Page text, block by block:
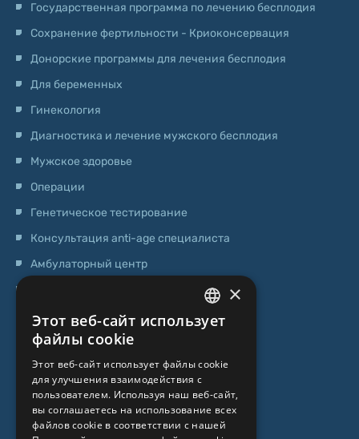
Государственная программа по лечению бесплодия
Сохранение фертильности - Криоконсервация
Донорские программы для лечения бесплодия
Для беременных
Гинекология
Диагностика и лечение мужского бесплодия
Мужское здоровье
Операции
Генетическое тестирование
Консультация anti-age специалиста
Амбулаторный центр
О НАС
О клинике
Цены
LATVIAN
RUSSIAN
LITHUANIAN
NORWEGIAN
×
Этот веб-сайт использует
файлы cookie
Этот веб-сайт использует файлы cookie
для улучшения взаимодействия с
пользователем. Используя наш веб-сайт,
вы соглашаетесь на использование всех
файлов cookie в соответствии с нашей